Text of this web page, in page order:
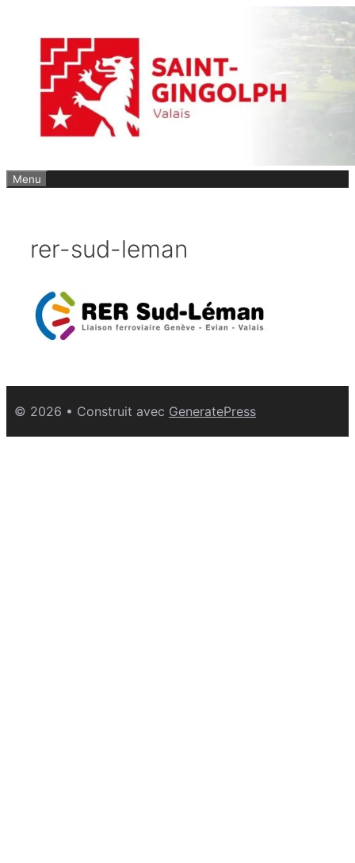
contenu
Menu
rer-sud-leman
© 2026 • Construit avec GeneratePress